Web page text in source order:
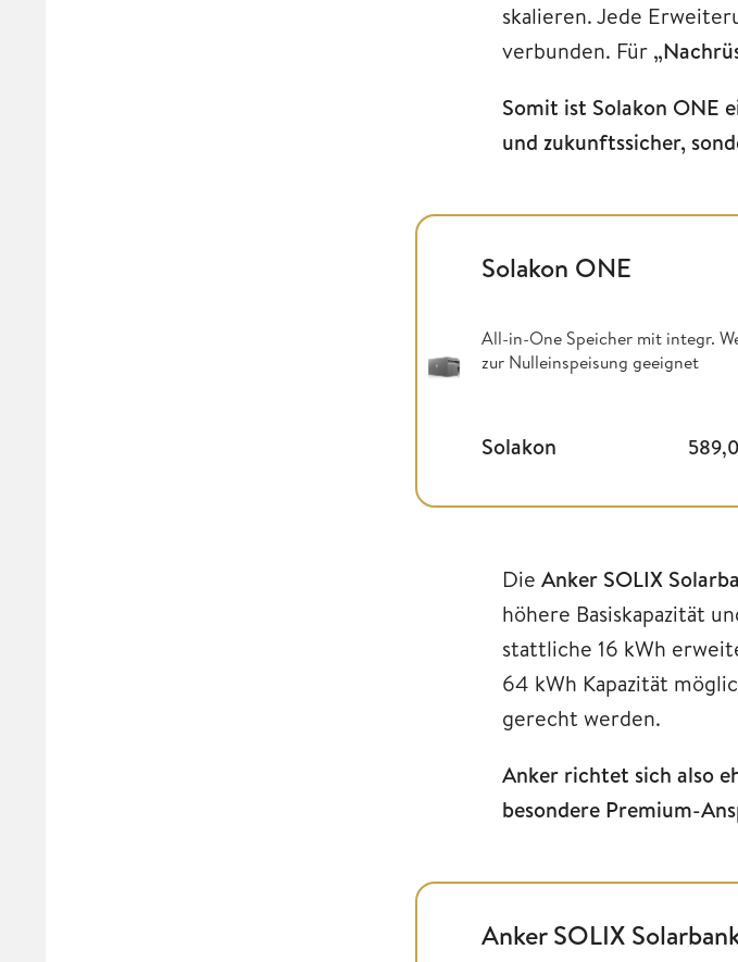
skalieren. Jede
verbunden. Für
Somit ist Solakon ONE
und zukunftssicher,
Solakon ONE
All-in-One Speicher mit integr.
zur Nulleinspeisung geeignet
Solakon
Die Anker SOLIX
höhere Basiskapazität
stattliche 16 kWh
64 kWh Kapazität
gerecht werden.
Anker richtet sich also
besondere Premium-
Anker SOLIX